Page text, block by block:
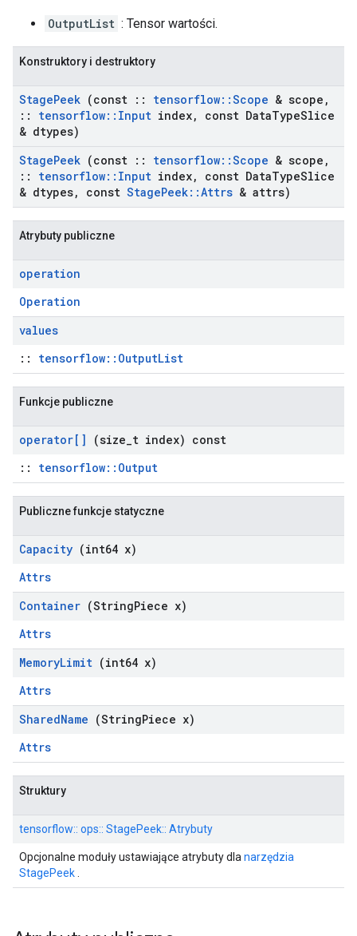
OutputList : Tensor wartości.
Konstruktory i destruktory
StagePeek (const :: tensorflow::Scope & scope ,
::
tensorflow:: Input index, const DataTypeSlice
& dtypes)
StagePeek (const :: tensorflow::Scope & scope ,
::
tensorflow:: Input index, const DataTypeSlice
& dtypes, const StagePeek::Attrs & attrs)
Atrybuty publiczne
operation
Operation
values
:: tensorflow::OutputList
Funkcje publiczne
operator[] (size t index) const
:: tensorflow::Output
Publiczne funkcje statyczne
Capacity (int64 x)
Attrs
Container (StringPiece x)
Attrs
MemoryLimit (int64 x)
Attrs
SharedName (StringPiece x)
Attrs
Struktury
tensorflow:: ops:: StagePeek:: Atrybuty
Opcjonalne moduły ustawiające atrybuty dla narzędzia
StagePeek